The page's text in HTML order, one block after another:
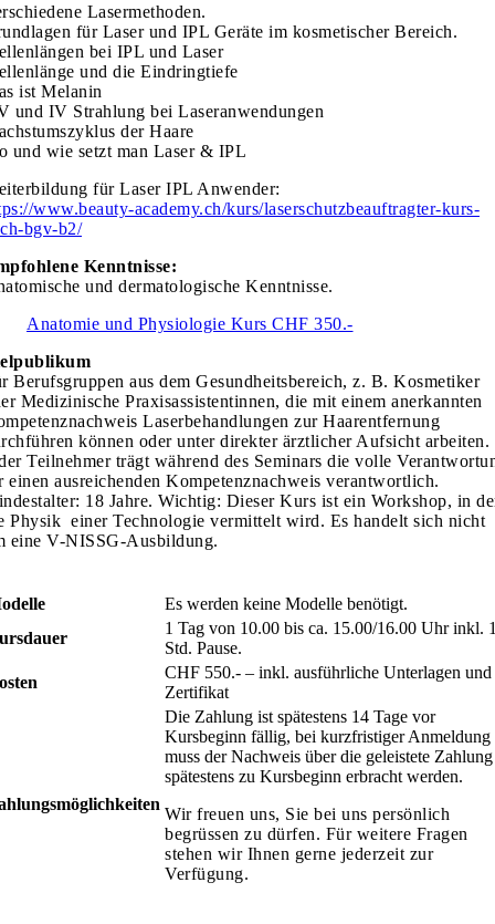
Lasermethoden.
für Laser und IPL Geräte im kosmetischer Bereich.
bei IPL und Laser
und die Eindringtiefe
ist Melanin
und IV Strahlung bei Laseranwendungen
der Haare
und wie setzt man Laser & IPL
für Laser IPL Anwender:
www.beauty-academy.ch/kurs/laserschutzbeauftragter-kurs-
bgv-b2/
Kenntnisse:
und dermatologische Kenntnisse.
Anatomie und Physiologie Kurs CHF 350.-
Berufsgruppen aus dem Gesundheitsbereich, z. B. Kosmetiker
Medizinische Praxisassistentinnen, die mit einem anerkannten
Laserbehandlungen zur Haarentfernung
können oder unter direkter ärztlicher Aufsicht arbeiten.
Teilnehmer trägt während des Seminars die volle
einen ausreichenden Kompetenznachweis verantwortlich.
18 Jahre. Wichtig: Dieser Kurs ist ein Workshop, in
Physik einer Technologie vermittelt wird. Es handelt sich nicht
eine V-NISSG-Ausbildung.
Es werden keine Modelle benötigt.
1 Tag von 10.00 bis ca. 15.00/16.00 Uhr inkl.
Std. Pause.
CHF 550.- – inkl. ausführliche Unterlagen und
Zertifikat
Die Zahlung ist spätestens 14 Tage vor
Kursbeginn fällig, bei kurzfristiger Anmeldung
muss der Nachweis über die geleistete Zahlung
spätestens zu Kursbeginn erbracht werden.
Wir freuen uns, Sie bei uns persönlich
begrüssen zu dürfen. Für weitere Fragen
stehen wir Ihnen gerne jederzeit zur
Verfügung.